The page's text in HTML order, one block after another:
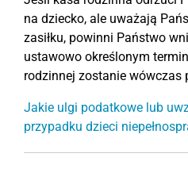
na dziecko, ale uważają
zasiłku, powinni Państwo
ustawowo określonym
rodzinnej zostanie wówczas
Jakie ulgi podatkowe lub
przypadku dzieci